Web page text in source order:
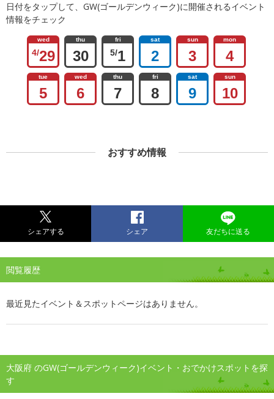
日付をタップして、GW(ゴールデンウィーク)に開催されるイベント
情報をチェック
wed
4/29
thu
30
fri
5/1
sat
2
sun
3
mon
4
tue
5
wed
6
thu
7
fri
8
sat
9
sun
10
おすすめ情報
シェアする シェア 友だちに送る
閲覧履歴
最近見たイベント＆スポットページはありません。
大阪府 のGW(ゴールデンウィーク)イベント・おでかけスポットを探
す